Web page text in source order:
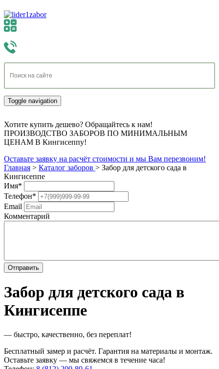
Toggle navigation
Хотите купить дешево? Обращайтесь к нам!
ПРОИЗВОДСТВО ЗАБОРОВ ПО МИНИМАЛЬНЫМ
ЦЕНАМ В Кингисеппу!
Оставьте заявку на расчёт стоимости и мы Вам перезвоним!
Главная > Каталог заборов > Забор для детского сада в
Кингисеппе
Имя*
Телефон*
Email
Комментарий
Забор для детского сада в
Кингисеппе
— быстро, качественно, без переплат!
Бесплатный замер и расчёт. Гарантия на материалы и монтаж.
Оставьте заявку — мы свяжемся в течение часа!